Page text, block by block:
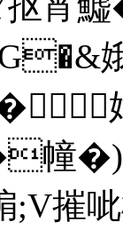
�)
摧呲